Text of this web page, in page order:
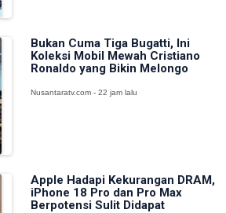
Bukan Cuma Tiga Bugatti, Ini
Koleksi Mobil Mewah Cristiano
Ronaldo yang Bikin Melongo
Nusantaratv.com - 22 jam lalu
Apple Hadapi Kekurangan DRAM,
iPhone 18 Pro dan Pro Max
Berpotensi Sulit Didapat